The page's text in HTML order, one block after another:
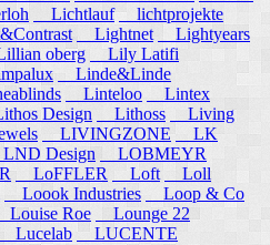
Lichtlauf lichtprojekte
Lightnet
Lightyears
oberg
Lily Latifi
Linde&Linde
Linteloo
Lintex
Design Lithoss
Living
LIVINGZONE
LK
Design
LOBMEYR
LoFFLER Loft
Loll
Loook Industries
Loop & Co
Louise Roe
Lounge 22
Lucelab
LUCENTE